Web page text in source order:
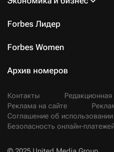
Forbes Лидер
Forbes Women
Архив номеров
Контакты
Редакционная
Реклама на сайте
Соглашение об
Безопасность онлайн-